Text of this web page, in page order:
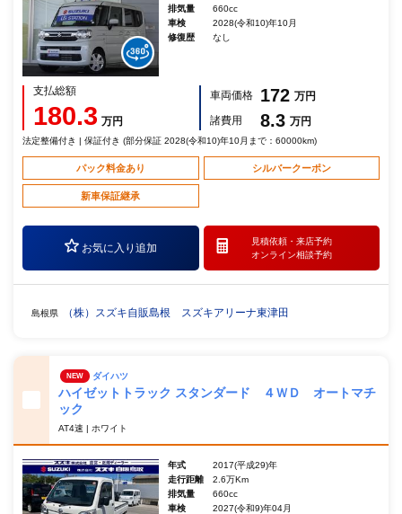
排気量
660cc
車検
2028(令和10)年10月
修復歴
なし
支払総額
180.3 万円
車両価格 172 万円
諸費用
8.3 万円
法定整備付き | 保証付き (部分保証 2028(令和10)年10月まで：60000km)
パック料金あり シルバークーポン
新車保証継承
お気に入り追加
見積依頼・ 来店予約
オンライン相談予約
島根県 （株）スズキ自販島根 スズキアリーナ東津田
NEW ダイハツ
ハイゼットトラック スタンダード ４ＷＤ オートマチ
ック
AT4速 | ホワイト
年式
2017(平成29)年
走行距離
2.6万Km
排気量
660cc
車検
2027(令和9)年04月